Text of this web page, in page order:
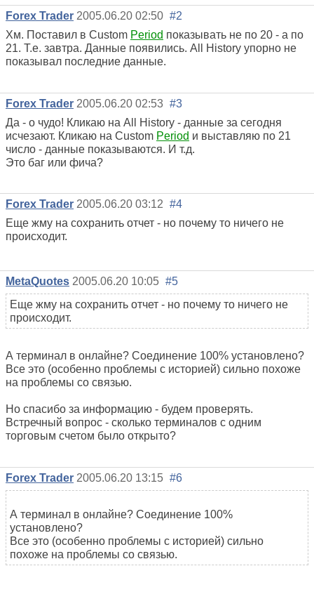
Forex Trader 2005.06.20 02:50 #2
Хм. Поставил в Custom Period показывать не по 20 - а по
21. Т.е. завтра. Данные появились. All History упорно не
показывал последние данные.
Forex Trader 2005.06.20 02:53 #3
Да - о чудо! Кликаю на All History - данные за сегодня
исчезают. Кликаю на Custom Period и выставляю по 21
число - данные показываются. И т.д.
Это баг или фича?
Forex Trader 2005.06.20 03:12 #4
Еще жму на сохранить отчет - но почему то ничего не
происходит.
MetaQuotes 2005.06.20 10:05 #5
Еще жму на сохранить отчет - но почему то ничего не
происходит.
А терминал в онлайне? Соединение 100% установлено?
Все это (особенно проблемы с историей) сильно похоже
на проблемы со связью.
Но спасибо за информацию - будем проверять.
Встречный вопрос - сколько терминалов с одним
торговым счетом было открыто?
Forex Trader 2005.06.20 13:15 #6
А терминал в онлайне? Соединение 100%
установлено?
Все это (особенно проблемы с историей) сильно
похоже на проблемы со связью.